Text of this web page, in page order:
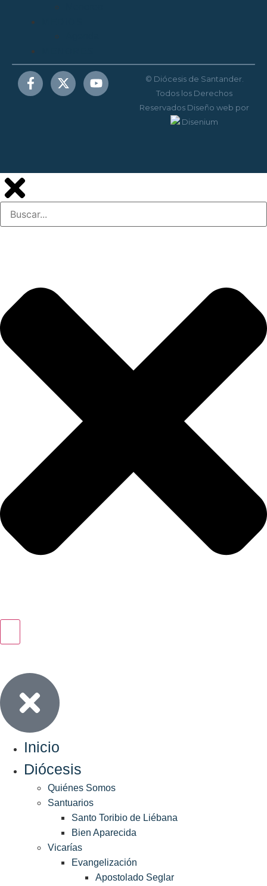
© Diócesis de Santander.
Todos los Derechos
Reservados Diseño web por
Disenium
Inicio
Diócesis
Quiénes Somos
Santuarios
Santo Toribio de Liébana
Bien Aparecida
Vicarías
Evangelización
Apostolado Seglar